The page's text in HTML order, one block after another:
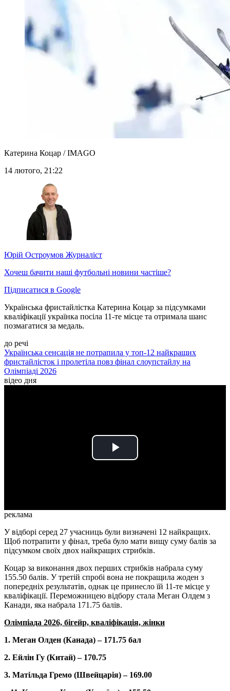
Катерина Коцар / IMAGO
14 лютого, 21:22
Юрій Остроумов Журналіст
Хочеш бачити наші футбольні новини частіше?
Підписатися в Google
Українська фристайлістка Катерина Коцар за підсумками
кваліфікації українка посіла 11-те місце та отримала шанс
позмагатися за медаль.
до речі
Українська сенсація не потрапила у топ-12 найкращих
фристайлісток і пролетіла повз фінал слоупстайлу на
Олімпіаді 2026
відео дня
Play
реклама
У відборі серед 27 учасниць були визначені 12 найкращих.
Щоб потрапити у фінал, треба було мати вищу суму балів за
підсумком своїх двох найкращих стрибків.
Коцар за виконання двох перших стрибків набрала суму
155.50 балів. У третій спробі вона не покращила жоден з
попередніх результатів, однак це принесло їй 11-те місце у
кваліфікації. Переможницею відбору стала Меган Олдем з
Канади, яка набрала 171.75 балів.
Олімпіада 2026, бігейр, кваліфікація, жінки
1. Меган Олден (Канада) – 171.75 бал
2. Ейлін Гу (Китай) – 170.75
3. Матільда Гремо (Швейцарія) – 169.00